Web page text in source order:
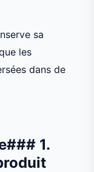
sa
les
dans de
1.